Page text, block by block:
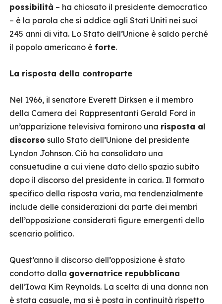
possibilità – ha chiosato il presidente democratico
– è la parola che si addice agli Stati Uniti nei suoi
245 anni di vita. Lo Stato dell’Unione è saldo perché
il popolo americano è forte.
La risposta della controparte
Nel 1966, il senatore Everett Dirksen e il membro
della Camera dei Rappresentanti Gerald Ford in
un’apparizione televisiva fornirono una risposta al
discorso sullo Stato dell’Unione del presidente
Lyndon Johnson. Ciò ha consolidato una
consuetudine a cui viene dato dello spazio subito
dopo il discorso del presidente in carica. Il formato
specifico della risposta varia, ma tendenzialmente
include delle considerazioni da parte dei membri
dell’opposizione considerati figure emergenti dello
scenario politico.
Quest’anno il discorso dell’opposizione è stato
condotto dalla governatrice repubblicana
dell’Iowa Kim Reynolds. La scelta di una donna non
è stata casuale, ma si è posta in continuità rispetto